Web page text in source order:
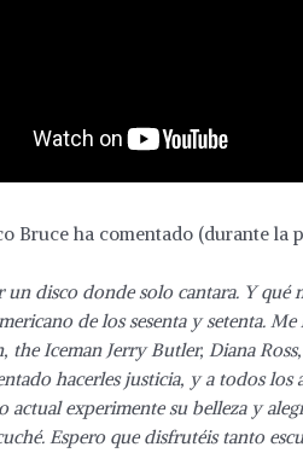
Bruce ha comentado (durante la
un disco donde solo cantara. Y
de los sesenta y setenta.
the Iceman Jerry Butler, Diana
hacerles justicia, y a todos los
actual experimente su belleza y
Espero que disfrutéis tanto